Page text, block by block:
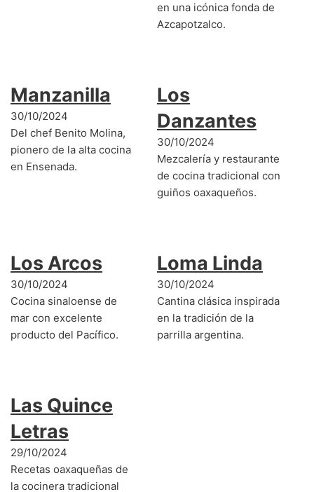
en una icónica fonda de
Azcapotzalco.
Manzanilla
30/10/2024
Del chef Benito Molina,
pionero de la alta cocina
en Ensenada.
Los
Danzantes
30/10/2024
Mezcalería y restaurante
de cocina tradicional con
guiños oaxaqueños.
Los Arcos
30/10/2024
Cocina sinaloense de
mar con excelente
producto del Pacífico.
Loma Linda
30/10/2024
Cantina clásica inspirada
en la tradición de la
parrilla argentina.
Las Quince
Letras
29/10/2024
Recetas oaxaqueñas de
la cocinera tradicional